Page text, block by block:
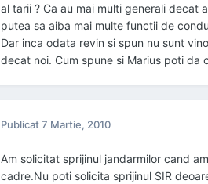
al tarii ? Ca au mai multi generali decat
putea sa aiba mai multe functii de
Dar inca odata revin si spun nu sunt
decat noi. Cum spune si Marius poti da
Publicat7 Martie, 2010
Am solicitat sprijinul jandarmilor cand
cadre.Nu poti solicita sprijinul SIR